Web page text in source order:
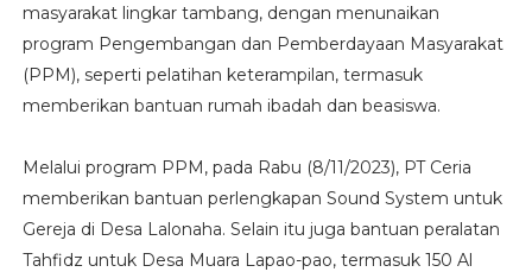
masyarakat lingkar tambang, dengan menunaikan
program Pengembangan dan Pemberdayaan Masyarakat
(PPM), seperti pelatihan keterampilan, termasuk
memberikan bantuan rumah ibadah dan beasiswa.
Melalui program PPM, pada Rabu (8/11/2023), PT Ceria
memberikan bantuan perlengkapan Sound System untuk
Gereja di Desa Lalonaha. Selain itu juga bantuan peralatan
Tahfidz untuk Desa Muara Lapao-pao, termasuk 150 Al